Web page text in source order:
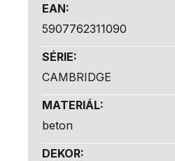
EAN:
5907762311090
SÉRIE:
CAMBRIDGE
MATERIÁL:
beton
DEKOR: